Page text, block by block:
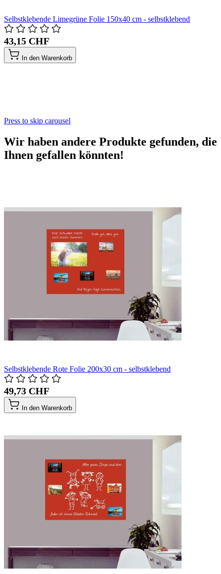
Selbstklebende Limegrüne Folie 150x40 cm - selbstklebend
43,15 CHF
In den Warenkorb
Press to skip carousel
Wir haben andere Produkte gefunden, die
Ihnen gefallen könnten!
Selbstklebende Rote Folie 200x30 cm - selbstklebend
49,73 CHF
In den Warenkorb